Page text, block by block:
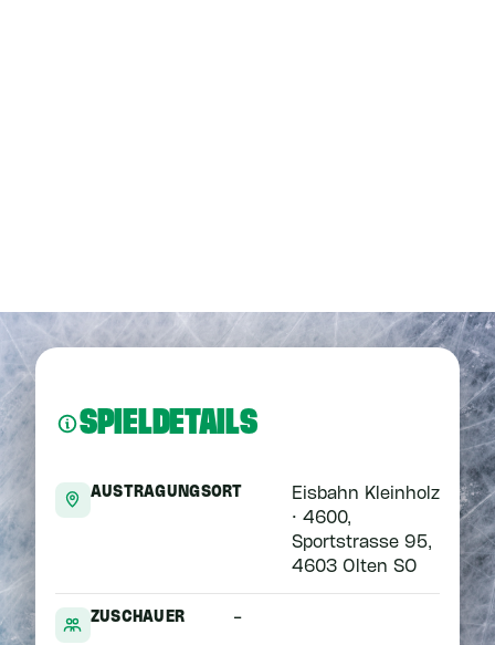
SPIELDETAILS
AUSTRAGUNGSORT
Eisbahn Kleinholz
· 4600,
Sportstrasse 95,
4603 Olten SO
ZUSCHAUER -